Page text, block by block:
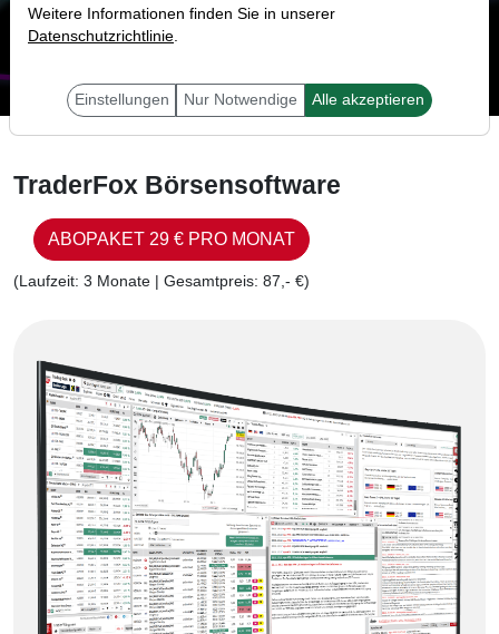
Software ist in 2 Produktlinien gegliedert:
TraderFox Börsensoftware
ABOPAKET 29 € PRO MONAT
(Laufzeit: 3 Monate | Gesamtpreis: 87,- €)
Weitere Informationen finden Sie in unserer
Datenschutzrichtlinie.
Einstellungen Nur Notwendige Alle akzeptieren